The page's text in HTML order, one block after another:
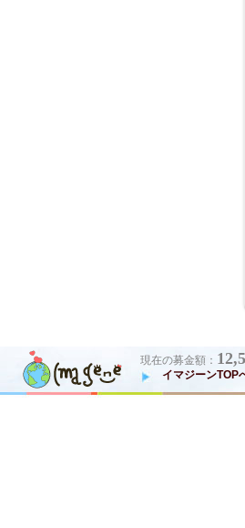
現在の募金額：
イマジーンTOP